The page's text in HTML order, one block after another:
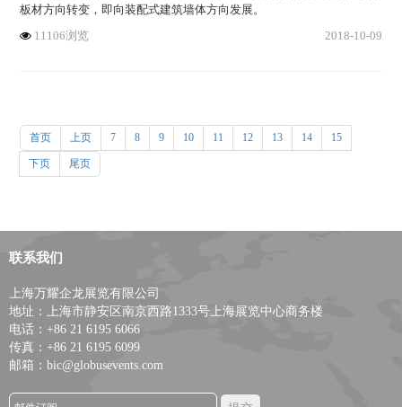
板材方向转变，即向装配式建筑墙体方向发展。
11106浏览
2018-10-09
首页 上页 7 8 9 10 11 12 13 14 15
下页 尾页
联系我们
上海万耀企龙展览有限公司
地址：上海市静安区南京西路1333号上海展览中心商务楼
电话：+86 21 6195 6066
传真：+86 21 6195 6099
邮箱：bic@globusevents.com